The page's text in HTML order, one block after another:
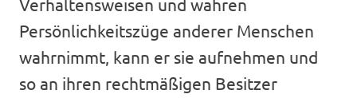
Verhaltensweisen und wahren
Persönlichkeitszüge anderer Menschen
wahrnimmt, kann er sie aufnehmen und
so an ihren rechtmäßigen Besitzer